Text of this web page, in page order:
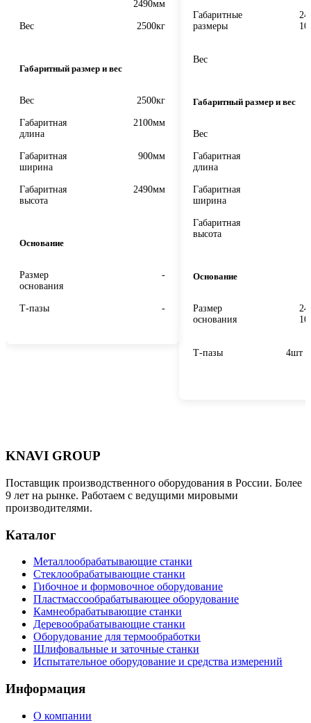
2490мм
Вес 2500кг
Габаритный размер и вес
Вес 2500кг
Габаритная
длина
2100мм
Габаритная
ширина
900мм
Габаритная
высота
2490мм
Основание
Размер
основания
-
Т-пазы -
Габаритные
размеры
Вес
Габаритный размер и вес
Вес
Габаритная
длина
Габаритная
ширина
Габаритная
высота
Основание
Размер
основания
Т-пазы 4шт /
KNAVI GROUP
Поставщик производственного оборудования в России. Более
9 лет на рынке. Работаем с ведущими мировыми
производителями.
Каталог
Металлообрабатывающие станки
Стеклообрабатывающие станки
Гибочное и формовочное оборудование
Пластмассообрабатывающее оборудование
Камнеобрабатывающие станки
Деревообрабатывающие станки
Оборудование для термообработки
Шлифовальные и заточные станки
Испытательное оборудование и средства измерений
Информация
О компании